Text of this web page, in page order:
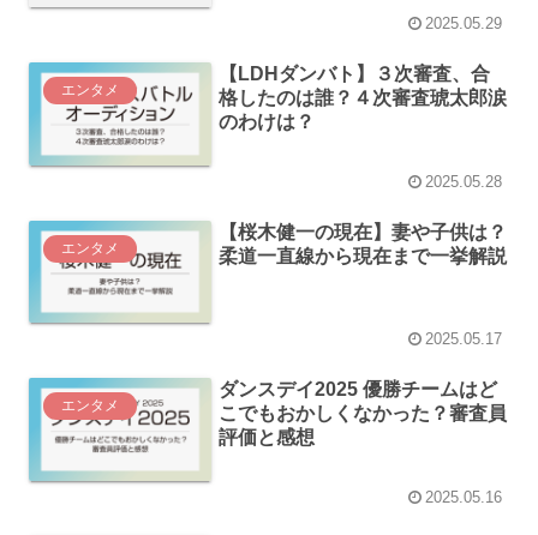
2025.05.29
エンタメ
【LDHダンバト】３次審査、合
格したのは誰？４次審査琥太郎涙
のわけは？
2025.05.28
エンタメ
【桜木健一の現在】妻や子供は？
柔道一直線から現在まで一挙解説
2025.05.17
エンタメ
ダンスデイ2025 優勝チームはど
こでもおかしくなかった？審査員
評価と感想
2025.05.16